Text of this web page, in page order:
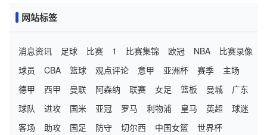
网站标签
消息资讯 足球 比赛 1 比赛集锦 欧冠 NBA
比赛录像
球员
CBA 篮球 观点评论 意甲 亚洲杯 赛季
主场
德甲
西甲 曼联 阿森纳 联赛 女足 篮板 曼城
广东
球队
进攻 国米 亚冠 罗马 利物浦 皇马 英超
球迷
客场
助攻 国足 防守 切尔西 中国女篮 世界杯